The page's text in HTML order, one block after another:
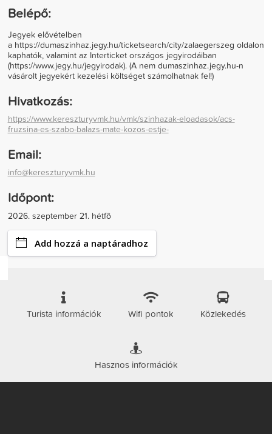
Belépő:
Jegyek elővételben
a https://dumaszinhaz.jegy.hu/ticketsearch/city/zalaegerszeg oldalon
kaphatók, valamint az Interticket országos jegyirodáiban
(https://www.jegy.hu/jegyirodak). (A nem dumaszinhaz.jegy.hu-n
vásárolt jegyekért kezelési költséget számolhatnak fel!)
Hivatkozás:
https://www.kereszturyvmk.hu/vmk/szinhazak-eloadasok/acs-
fruzsina-es-szabo-balazs-mate-kozos-estje-
Email:
info@kereszturyvmk.hu
Időpont:
2026. szeptember 21. hétfõ
Add hozzá a naptáradhoz
Turista információk Wifi pontok Közlekedés
Hasznos információk